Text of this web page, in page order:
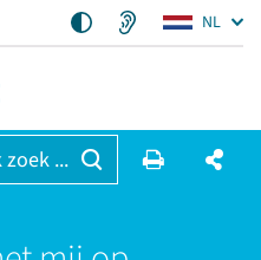
NL
zoek ...